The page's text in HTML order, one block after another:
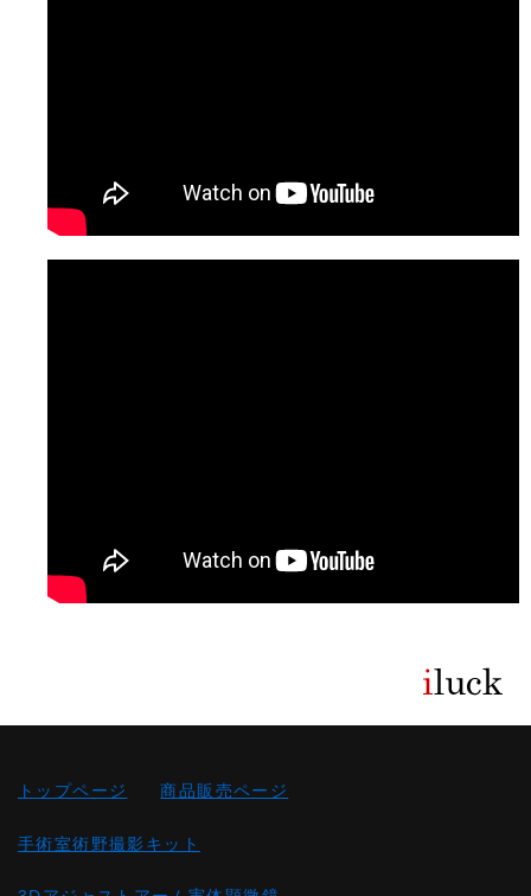
トップページ 商品販売ページ
手術室術野撮影キット